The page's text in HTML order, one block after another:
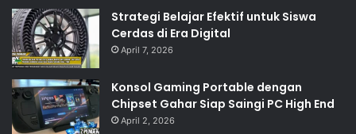
Strategi Belajar Efektif untuk Siswa
Cerdas di Era Digital
April 7, 2026
Konsol Gaming Portable dengan
Chipset Gahar Siap Saingi PC High End
April 2, 2026